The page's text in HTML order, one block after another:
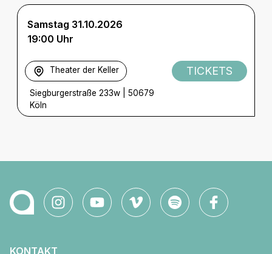
Samstag 31.10.2026
19:00 Uhr
Theater der Keller
Siegburgerstraße 233w
50679
Köln
TICKETS
KONTAKT